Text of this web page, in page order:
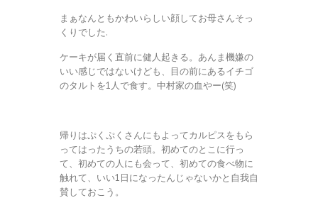
まぁなんともかわいらしい顔してお母さんそっ
くりでした.
ケーキが届く直前に健人起きる。あんま機嫌の
いい感じではないけども、目の前にあるイチゴ
のタルトを1人で食す。中村家の血やー(笑)
帰りはぷくぷくさんにもよってカルピスをもら
ってはったうちの若頭。初めてのとこに行っ
て、初めての人にも会って、初めての食べ物に
触れて、いい1日になったんじゃないかと自我自
賛しておこう。